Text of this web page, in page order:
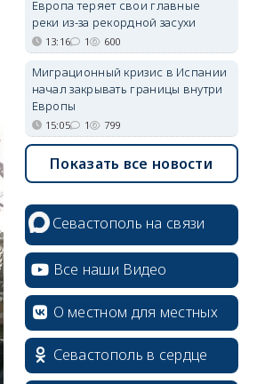
Европа теряет свои главные
реки из-за рекордной засухи
13:16 1 600
Миграционный кризис в Испании
начал закрывать границы внутри
Европы
15:05 1 799
Показать все новости
Севастополь на связи
Все наши Видео
О местном для местных
Севастополь в сердце